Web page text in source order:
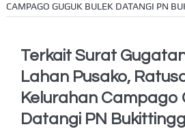
CAMPAGO GUGUK BULEK DATANGI PN
Terkait Surat
Lahan Pusako,
Kelurahan Campago
Datangi PN